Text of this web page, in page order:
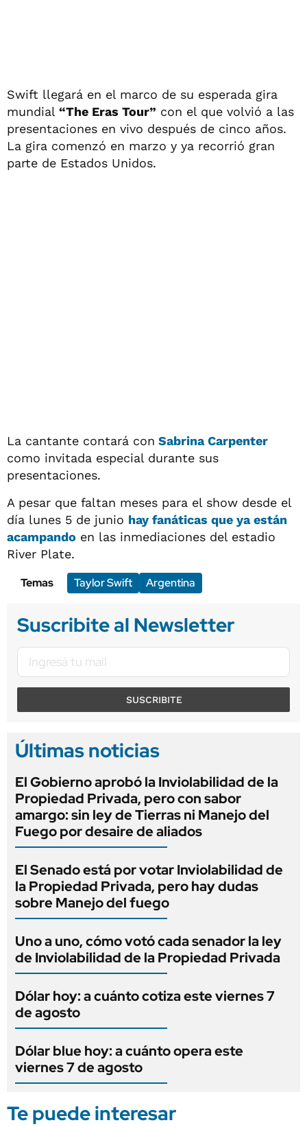
Swift llegará en el marco de su esperada gira
mundial “The Eras Tour” con el que volvió a las
presentaciones en vivo después de cinco años.
La gira comenzó en marzo y ya recorrió gran
parte de Estados Unidos.
La cantante contará con Sabrina Carpenter
como invitada especial durante sus
presentaciones.
A pesar que faltan meses para el show desde el
día lunes 5 de junio hay fanáticas que ya están
acampando en las inmediaciones del estadio
River Plate.
Temas
Taylor Swift Argentina
Suscribite al Newsletter
SUSCRIBITE
Últimas noticias
El Gobierno aprobó la Inviolabilidad de la
Propiedad Privada, pero con sabor
amargo: sin ley de Tierras ni Manejo del
Fuego por desaire de aliados
El Senado está por votar Inviolabilidad de
la Propiedad Privada, pero hay dudas
sobre Manejo del fuego
Uno a uno, cómo votó cada senador la ley
de Inviolabilidad de la Propiedad Privada
Dólar hoy: a cuánto cotiza este viernes 7
de agosto
Dólar blue hoy: a cuánto opera este
viernes 7 de agosto
Te puede interesar